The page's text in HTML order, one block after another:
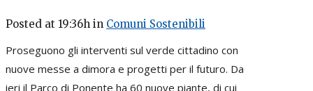
Posted at 19:36h in Comuni Sostenibili
Proseguono gli interventi sul verde cittadino con
nuove messe a dimora e progetti per il futuro. Da
ieri il Parco di Ponente ha 60 nuove piante, di cui